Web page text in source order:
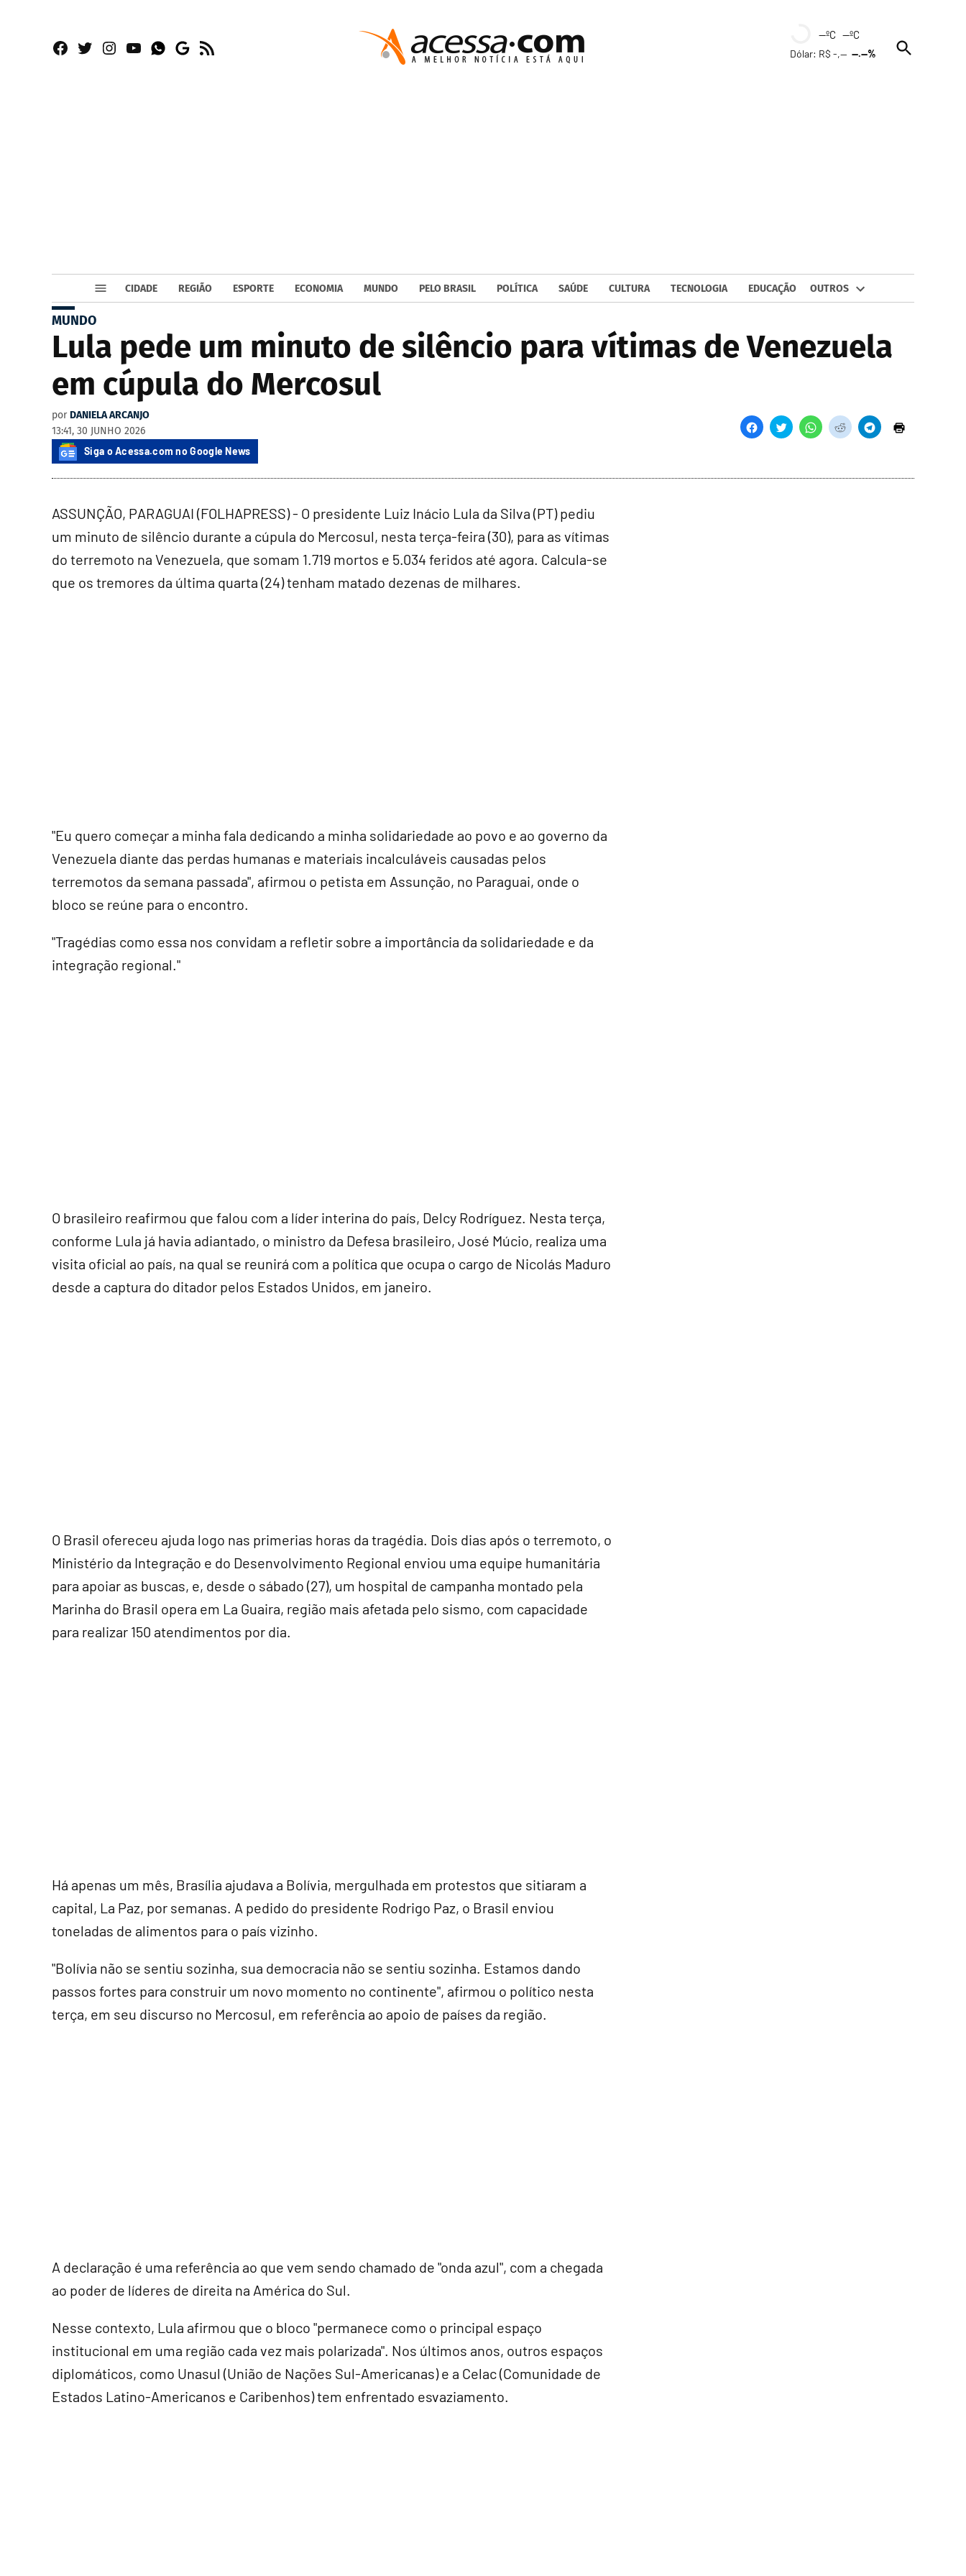
Facebook
TwitterInstagram
YouTubeWhatsapp
Google
RSS
--ºC --ºC
Dólar: R$ -,----.--%
Open
Search
CIDADE REGIÃO ESPORTE ECONOMIA MUNDO PELO BRASIL POLÍTICA SAÚDE CULTURA TECNOLOGIA EDUCAÇÃO OUTROS
MUNDO
Lula pede um minuto de silêncio para vítimas de Venezuela
em cúpula do Mercosul
por DANIELA ARCANJO
13:41, 30 JUNHO 2026
Siga o Acessa.com no Google News
ASSUNÇÃO, PARAGUAI (FOLHAPRESS) - O presidente Luiz Inácio Lula da Silva (PT) pediu
um minuto de silêncio durante a cúpula do Mercosul, nesta terça-feira (30), para as vítimas
do terremoto na Venezuela, que somam 1.719 mortos e 5.034 feridos até agora. Calcula-se
que os tremores da última quarta (24) tenham matado dezenas de milhares.
"Eu quero começar a minha fala dedicando a minha solidariedade ao povo e ao governo da
Venezuela diante das perdas humanas e materiais incalculáveis causadas pelos
terremotos da semana passada", afirmou o petista em Assunção, no Paraguai, onde o
bloco se reúne para o encontro.
"Tragédias como essa nos convidam a refletir sobre a importância da solidariedade e da
integração regional."
O brasileiro reafirmou que falou com a líder interina do país, Delcy Rodríguez. Nesta terça,
conforme Lula já havia adiantado, o ministro da Defesa brasileiro, José Múcio, realiza uma
visita oficial ao país, na qual se reunirá com a política que ocupa o cargo de Nicolás Maduro
desde a captura do ditador pelos Estados Unidos, em janeiro.
O Brasil ofereceu ajuda logo nas primerias horas da tragédia. Dois dias após o terremoto, o
Ministério da Integração e do Desenvolvimento Regional enviou uma equipe humanitária
para apoiar as buscas, e, desde o sábado (27), um hospital de campanha montado pela
Marinha do Brasil opera em La Guaira, região mais afetada pelo sismo, com capacidade
para realizar 150 atendimentos por dia.
Há apenas um mês, Brasília ajudava a Bolívia, mergulhada em protestos que sitiaram a
capital, La Paz, por semanas. A pedido do presidente Rodrigo Paz, o Brasil enviou
toneladas de alimentos para o país vizinho.
"Bolívia não se sentiu sozinha, sua democracia não se sentiu sozinha. Estamos dando
passos fortes para construir um novo momento no continente", afirmou o político nesta
terça, em seu discurso no Mercosul, em referência ao apoio de países da região.
A declaração é uma referência ao que vem sendo chamado de "onda azul", com a chegada
ao poder de líderes de direita na América do Sul.
Nesse contexto, Lula afirmou que o bloco "permanece como o principal espaço
institucional em uma região cada vez mais polarizada". Nos últimos anos, outros espaços
diplomáticos, como Unasul (União de Nações Sul-Americanas) e a Celac (Comunidade de
Estados Latino-Americanos e Caribenhos) tem enfrentado esvaziamento.